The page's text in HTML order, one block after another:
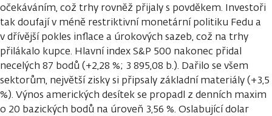
očekáváním, což trhy rovněž přijaly s povděkem. Investoři
tak doufají v méně restriktivní monetární politiku Fedu a
v dřívější pokles inflace a úrokových sazeb, což na trhy
přilákalo kupce. Hlavní index S&P 500 nakonec přidal
necelých 87 bodů (+2,28 %; 3 895,08 b.). Dařilo se všem
sektorům, největší zisky si připsaly základní materiály (+3,5
%). Výnos amerických desítek se propadl z denních maxim
o 20 bazických bodů na úroveň 3,56 %. Oslabující dolar